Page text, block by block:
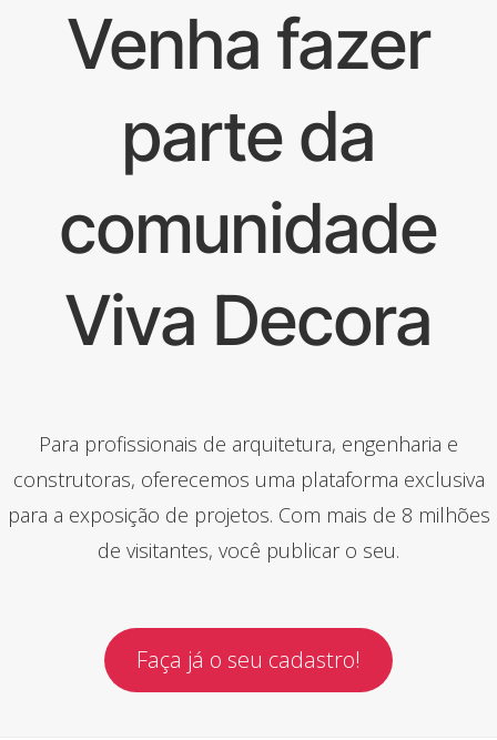
Venha fazer
parte da
comunidade
Viva Decora
Para profissionais de arquitetura, engenharia e
construtoras, oferecemos uma plataforma exclusiva
para a exposição de projetos. Com mais de 8 milhões
de visitantes, você publicar o seu.
Faça já o seu cadastro!